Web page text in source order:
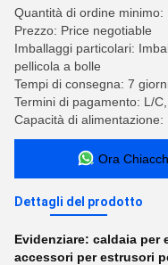
Quantità di ordine minimo:
Prezzo: Price negotiable
Imballaggi particolari:
pellicola a bolle
Tempi di consegna: 7
Termini di pagamento: L/
Capacità di
Ora
Dettagli del prodotto
Evidenziare: caldaia per
accessori per estrusori